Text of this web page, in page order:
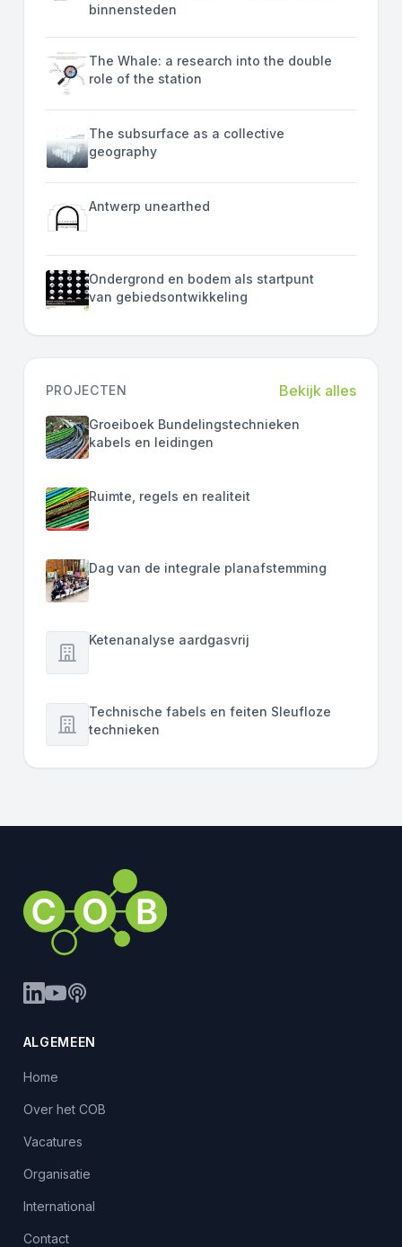
binnensteden
The Whale: a research into the double
role of the station
The subsurface as a collective
geography
Antwerp unearthed
Ondergrond en bodem als startpunt
van gebiedsontwikkeling
PROJECTEN Bekijk alles
Groeiboek Bundelingstechnieken
kabels en leidingen
Ruimte, regels en realiteit
Dag van de integrale planafstemming
Ketenanalyse aardgasvrij
Technische fabels en feiten Sleufloze
technieken
ALGEMEEN
Home
Over het COB
Vacatures
Organisatie
International
Contact